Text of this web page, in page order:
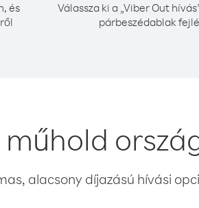
és
Válassza ki a „Viber Out
párbeszédablak
alacsony díjazású hívási